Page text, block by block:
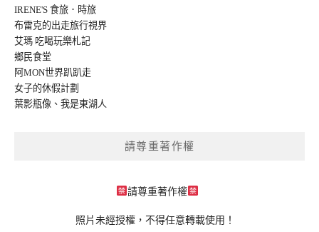
IRENE'S 食旅．時旅
布雷克的出走旅行視界
艾瑪 吃喝玩樂札記
鄉民食堂
阿MON世界趴趴走
女子的休假計劃
葉影瓶像 、 我是東湖人
請尊重著作權
請尊重著作權
照片未經授權，不得任意轉載使用！